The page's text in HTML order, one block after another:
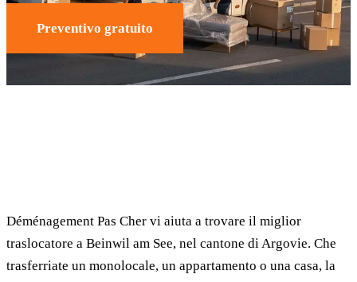
Preventivo gratuito
Déménagement Pas Cher vi aiuta a trovare il miglior
traslocatore a Beinwil am See, nel cantone di Argovie. Che
trasferriate un monolocale, un appartamento o una casa, la